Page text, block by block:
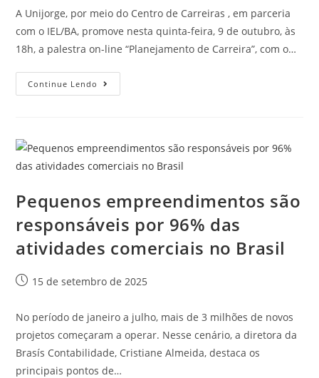
A Unijorge, por meio do Centro de Carreiras , em parceria
com o IEL/BA, promove nesta quinta-feira, 9 de outubro, às
18h, a palestra on-line “Planejamento de Carreira”, com o…
Continue Lendo
Pequenos empreendimentos são
responsáveis por 96% das
atividades comerciais no Brasil
15 de setembro de 2025
No período de janeiro a julho, mais de 3 milhões de novos
projetos começaram a operar. Nesse cenário, a diretora da
Brasís Contabilidade, Cristiane Almeida, destaca os
principais pontos de…